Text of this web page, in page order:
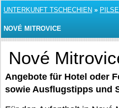
UNTERKUNFT TSCHECHIEN »
NOVÉ MITROVICE
Nové
Angebote für Hotel oder
sowie Ausflugstipps und